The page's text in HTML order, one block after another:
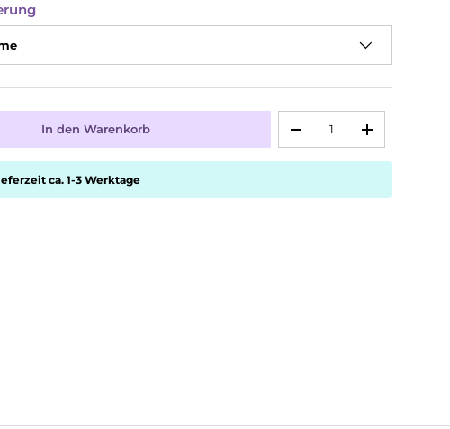
-
+
In den Warenkorb
ca. 1-3 Werktage